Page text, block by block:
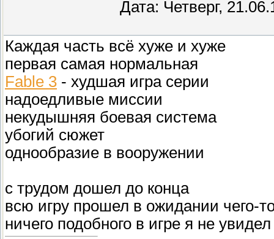
Дата: Четверг,
Каждая часть всё хуже и хуже
первая самая нормальная
Fable 3 - худшая игра серии
надоедливые миссии
некудышняя боевая система
убогий сюжет
однообразие в вооружении
с трудом дошел до конца
всю игру прошел в ожидании чего-
ничего подобного в игре я не увидел